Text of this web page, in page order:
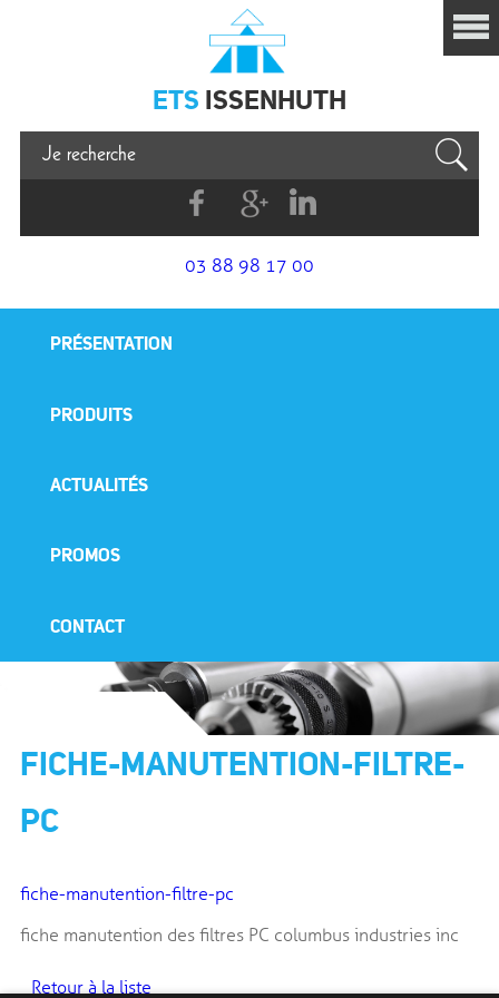
Issenhuth
ETS ISSENHUTH
FacebookG+
Linkedin
03 88 98 17 00
PRÉSENTATION
PRODUITS
ACTUALITÉS
PROMOS
CONTACT
FICHE-MANUTENTION-FILTRE-
PC
fiche-manutention-filtre-pc
fiche manutention des filtres PC columbus industries inc
Retour à la liste